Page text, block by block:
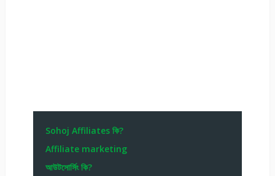
Sohoj Affiliates কি?
Affiliate marketing
আউটসোর্সিং কি?